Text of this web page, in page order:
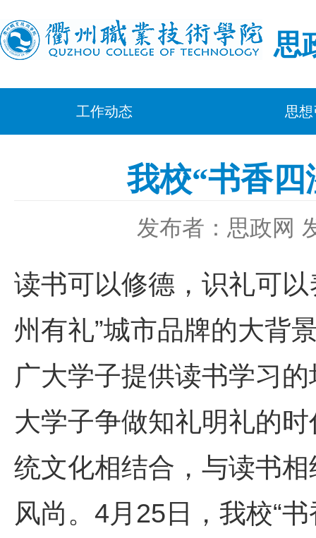
思
工作动态 思
我校“书香
发布者：思政网
读书可以修德，识礼可
州有礼”城市品牌的大背
广大学子提供读书学习
大学子争做知礼明礼的
统文化相结合，与读书
风尚。4月25日，我校“